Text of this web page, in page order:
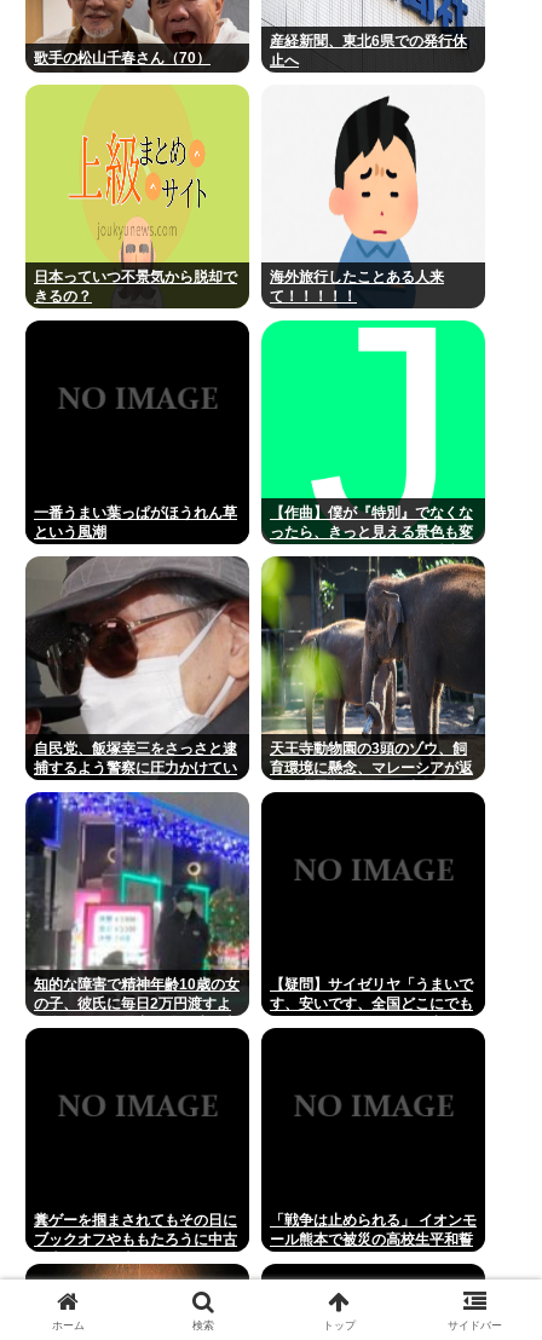
歌手の松山千春さん（70）
産経新聞、東北6県での発行休
止へ
日本っていつ不景気から脱却で
きるの？
海外旅行したことある人来
て！！！！！
一番うまい葉っぱがほうれん草
という風潮
【作曲】僕が『特別』でなくな
ったら、きっと見える景色も変
いい。どうか、白黒ハッキリさ
せないで
自民党、飯塚幸三をさっさと逮
捕するよう警察に圧力かけてい
天王寺動物園の3頭のゾウ、飼
育環境に懸念、マレーシアが返
知的な障害で精神年齢10歳の女
の子、彼氏に毎日2万円渡すよ
【疑問】サイゼリヤ「うまいで
す、安いです、全国どこにでも
糞ゲーを掴まされてもその日に
ブックオフやももたろうに中古
時代に突入
「戦争は止められる」 イオンモ
ール熊本で被災の高校生平和誓
ホーム 検索 トップ サイドバー